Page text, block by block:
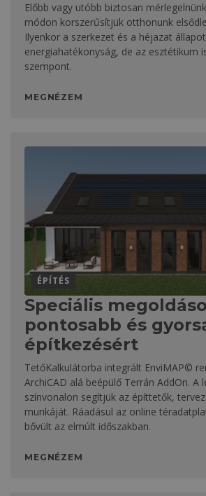
Előbb vagy utóbb biztosan
módon korszerűsítjük otthonunk
Ilyenkor a szerkezet és a héjazat
energiahatékonyság, de az esztétikum
szempont.
MEGNÉZEM
ÉPÍTÉS
Speciális
pontosabb és
építkezésért
TetőKalkulátorba integrált EnviMAP©
ArchiCAD alá beépülő Terrán AddOn. A
színvonalon segítjük az építtetők,
munkáját. Ráadásul az online
bővült az elmúlt időszakban.
MEGNÉZEM